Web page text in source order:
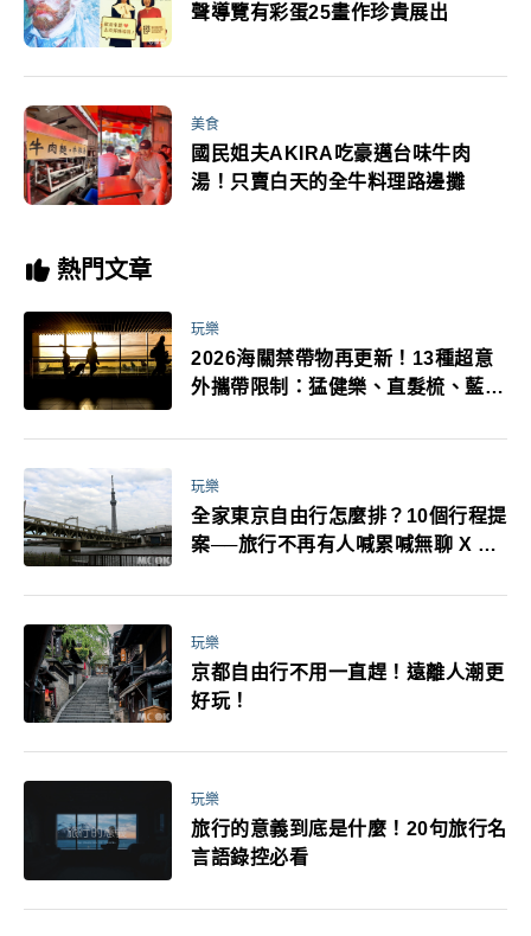
聲導覽有彩蛋25畫作珍貴展出
美食
國民姐夫AKIRA吃豪邁台味牛肉
湯！只賣白天的全牛料理路邊攤
熱門文章
玩樂
2026海關禁帶物再更新！13種超意
外攜帶限制：猛健樂、直髮梳、藍牙
萬！注意事項一次看！
玩樂
全家東京自由行怎麼排？10個行程提
案──旅行不再有人喊累喊無聊 X 爸
玩樂
京都自由行不用一直趕！遠離人潮更
好玩！
玩樂
旅行的意義到底是什麼！20句旅行名
言語錄控必看